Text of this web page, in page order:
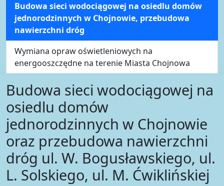
Budowa sieci wodociągowej na osiedlu domów
jednorodzinnych w Chojnowie, przebudowa
nawierzchni dróg
Wymiana opraw oświetleniowych na
energooszczędne na terenie Miasta Chojnowa
Budowa sieci wodociągowej na
osiedlu domów
jednorodzinnych w Chojnowie
oraz przebudowa nawierzchni
dróg ul. W. Bogusławskiego, ul.
L. Solskiego, ul. M. Ćwiklińskiej